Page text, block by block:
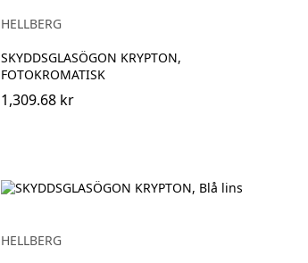
HELLBERG
SKYDDSGLASÖGON KRYPTON,
FOTOKROMATISK
1,309.68 kr
HELLBERG